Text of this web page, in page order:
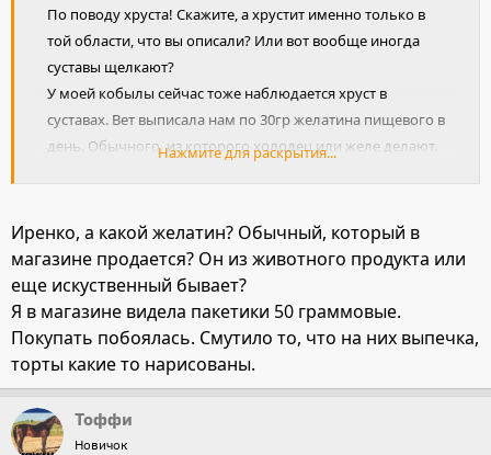
По поводу хруста! Скажите, а хрустит именно только в
той области, что вы описали? Или вот вообще иногда
суставы щелкают?
У моей кобылы сейчас тоже наблюдается хруст в
суставах. Вет выписала нам по 30гр желатина пищевого в
день. Обычного, из которого холодец или желе делают.
Давать 1 раз в день в сухой корм, просто высыпать из
пакетика и все. Давать в течение 1-2 месяцев. Если есть
возможность подавать подкормки для профилактики
болезней суставов, например Манна Про Премикс
"Джойнт Протект" (почитать про него можно на
http://www.mannapro.ru), давайте их, но это
Нажмите для раскрытия...
Иренко, а какой желатин? Обычный, который в
магазине продается? Он из животного продукта или
еще искуственный бывает?
Я в магазине видела пакетики 50 граммовые.
Покупать побоялась. Смутило то, что на них выпечка,
торты какие то нарисованы.
Тоффи
Новичок